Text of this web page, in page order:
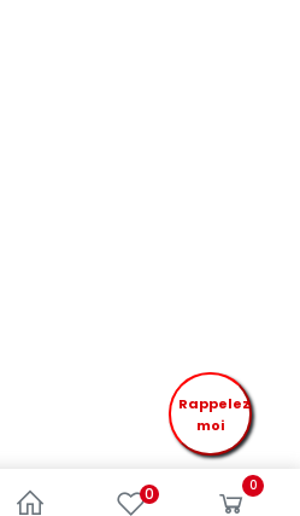
0 0
Rappelez
moi